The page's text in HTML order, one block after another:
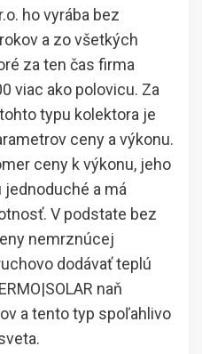
ho vyrába bez
a zo všetkých
za ten čas firma
viac ako polovicu. Za
typu kolektora je
ceny a výkonu.
ceny k výkonu, jeho
jednoduché a má
V podstate bez
nemrznúcej
dodávať teplú
naň
a tento typ spoľahlivo